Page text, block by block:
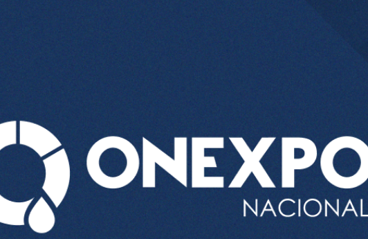
Precio del diésel comprime el margen de las gasolineras: se espera
Baja 5% más el precio internacional del crudo por posible acuerdo
Aumenta la producción de hidrocarburos de Pemex; aún está lejos
Bajan precios del crudo 4% por la distensión política en Medio
Así comienza un nuevo mes para los combustibles